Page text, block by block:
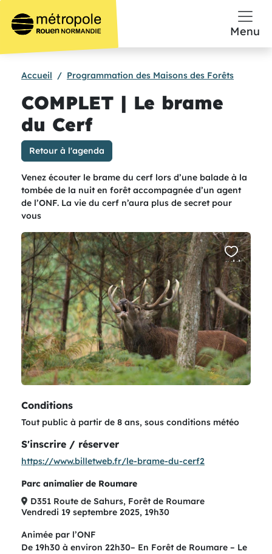
Menu
Accueil Programmation des Maisons des Forêts
COMPLET | Le brame
du Cerf
Retour à l'agenda
Venez écouter le brame du cerf lors d’une balade à la
tombée de la nuit en forêt accompagnée d’un agent
de l’ONF. La vie du cerf n’aura plus de secret pour
vous
add
or
remove
Conditions
Tout public à partir de 8 ans, sous conditions météo
S'inscrire / réserver
https://www.billetweb.fr/le-brame-du-cerf2
Parc animalier de Roumare
D351 Route de Sahurs, Forêt de Roumare
Vendredi 19 septembre 2025, 19h30
Animée par l’ONF
De 19h30 à environ 22h30– En Forêt de Roumare – Le